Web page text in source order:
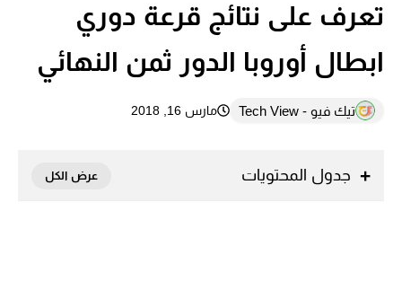
تعرف على نتائج قرعة دوري
ابطال أوروبا الدور ثمن النهائي
تيك فيو - Tech View مارس 16, 2018
جدول المحتويات